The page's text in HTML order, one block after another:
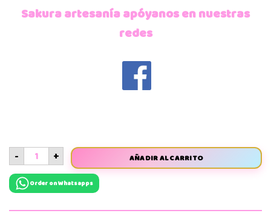
Sakura artesanía apóyanos en nuestras
redes
- + AÑADIR AL CARRITO
Order on Whatsapps